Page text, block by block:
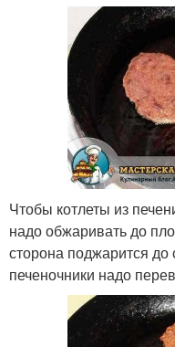
Чтобы котлеты из
надо обжаривать до
сторона поджарится до
печеночники надо